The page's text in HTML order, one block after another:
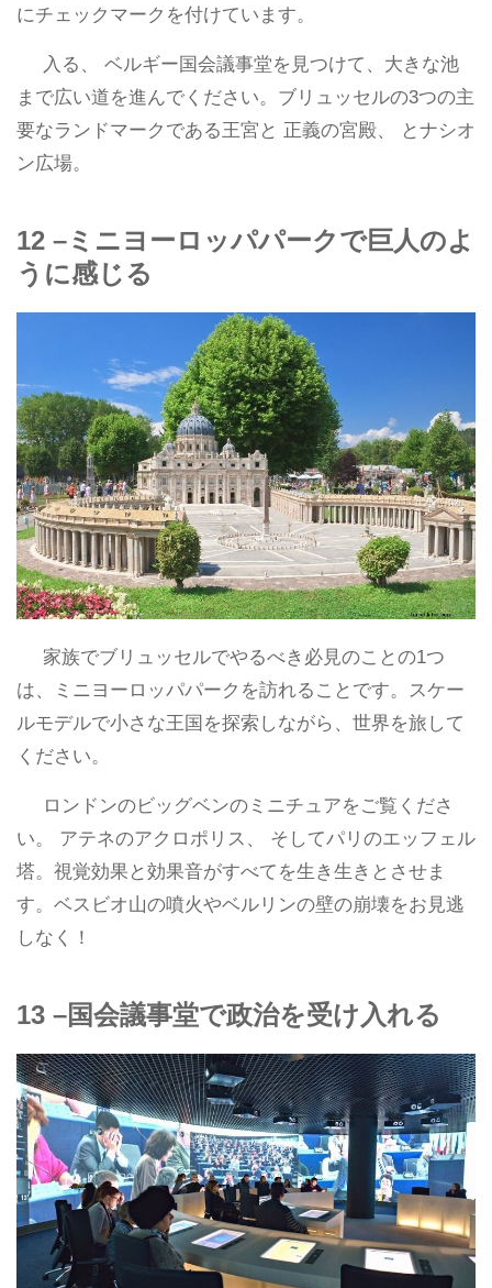
にチェックマークを付けています。
入る、 ベルギー国会議事堂を見つけて、大きな池
まで広い道を進んでください。ブリュッセルの3つの主
要なランドマークである王宮と 正義の宮殿、 とナシオ
ン広場。
12 –ミニヨーロッパパークで巨人のよ
うに感じる
家族でブリュッセルでやるべき必見のことの1つ
は、ミニヨーロッパパークを訪れることです。スケー
ルモデルで小さな王国を探索しながら、世界を旅して
ください。
ロンドンのビッグベンのミニチュアをご覧くださ
い。 アテネのアクロポリス、 そしてパリのエッフェル
塔。視覚効果と効果音がすべてを生き生きとさせま
す。ベスビオ山の噴火やベルリンの壁の崩壊をお見逃
しなく！
13 –国会議事堂で政治を受け入れる